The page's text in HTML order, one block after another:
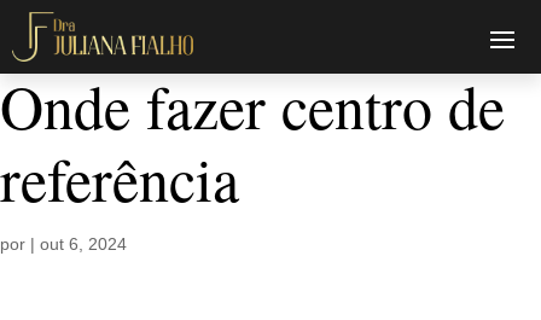
Onde fazer centro de
referência
por | out 6, 2024